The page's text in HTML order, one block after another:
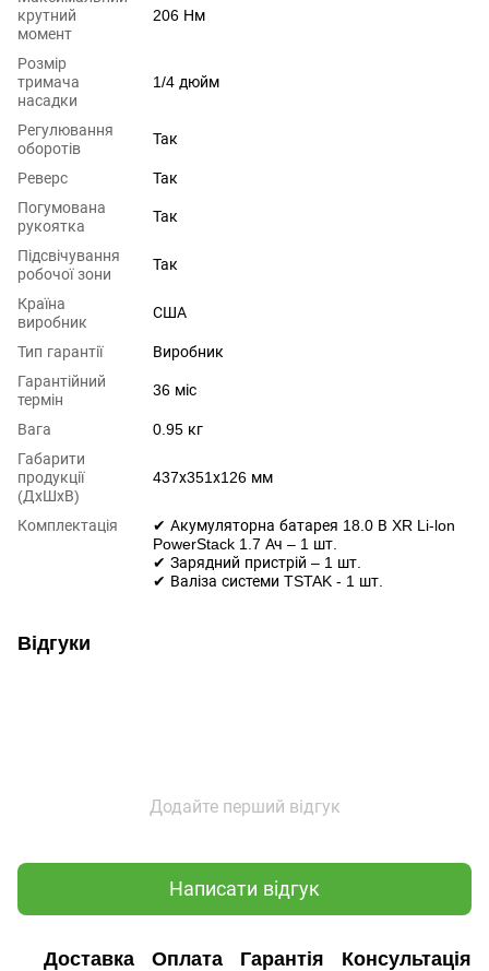
крутний
момент
206 Hм
Розмір
тримача
насадки
1/4 дюйм
Регулювання
оборотів
Так
Реверс
Так
Погумована
рукоятка
Так
Підсвічування
робочої зони
Так
Країна
виробник
США
Тип гарантії
Виробник
Гарантійний
термін
36 міс
Вага
0.95 кг
Габарити
продукції
(ДхШхВ)
437х351х126 мм
Комплектація
✔ Акумуляторна батарея 18.0 В XR Li-lon
PowerStack 1.7 Ач – 1 шт.
✔ Зарядний пристрій – 1 шт.
✔ Валіза системи TSTAK - 1 шт.
Відгуки
Додайте перший відгук
Написати відгук
Доставка Оплата Гарантія Консультація